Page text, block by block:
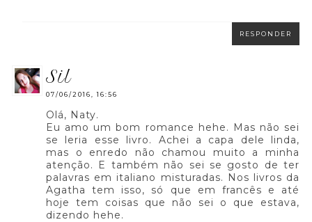
RESPONDER
sil
07/06/2016, 16:56
Olá, Naty.
Eu amo um bom romance hehe. Mas não sei
se leria esse livro. Achei a capa dele linda,
mas o enredo não chamou muito a minha
atenção. E também não sei se gosto de ter
palavras em italiano misturadas. Nos livros da
Agatha tem isso, só que em francês e até
hoje tem coisas que não sei o que estava,
dizendo hehe.